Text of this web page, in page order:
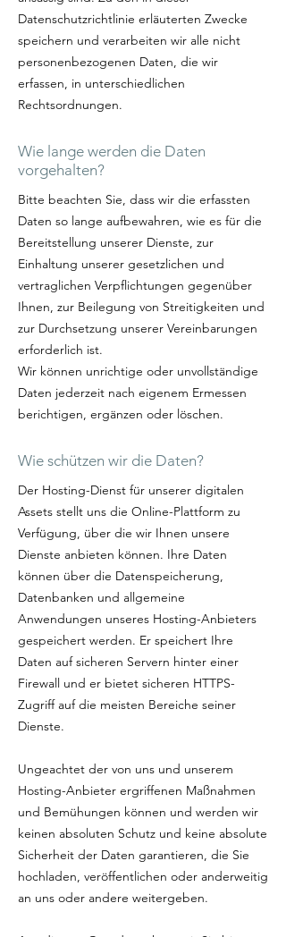
Datenschutzrichtlinie erläuterten Zwecke
speichern und verarbeiten wir alle nicht
personenbezogenen Daten, die wir
erfassen, in unterschiedlichen
Rechtsordnungen.
Wie lange werden die Daten
vorgehalten?
Bitte beachten Sie, dass wir die erfassten
Daten so lange aufbewahren, wie es für die
Bereitstellung unserer Dienste, zur
Einhaltung unserer gesetzlichen und
vertraglichen Verpflichtungen gegenüber
Ihnen, zur Beilegung von Streitigkeiten und
zur Durchsetzung unserer Vereinbarungen
erforderlich ist.
Wir können unrichtige oder unvollständige
Daten jederzeit nach eigenem Ermessen
berichtigen, ergänzen oder löschen.
Wie schützen wir die Daten?
Der Hosting-Dienst für unserer digitalen
Assets stellt uns die Online-Plattform zu
Verfügung, über die wir Ihnen unsere
Dienste anbieten können. Ihre Daten
können über die Datenspeicherung,
Datenbanken und allgemeine
Anwendungen unseres Hosting-Anbieters
gespeichert werden. Er speichert Ihre
Daten auf sicheren Servern hinter einer
Firewall und er bietet sicheren HTTPS-
Zugriff auf die meisten Bereiche seiner
Dienste.
Ungeachtet der von uns und unserem
Hosting-Anbieter ergriffenen Maßnahmen
und Bemühungen können und werden wir
keinen absoluten Schutz und keine absolute
Sicherheit der Daten garantieren, die Sie
hochladen, veröffentlichen oder anderweitig
an uns oder andere weitergeben.